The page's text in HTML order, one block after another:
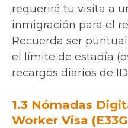
requerirá tu visita a
inmigración para el
Recuerda ser
el límite de estadía
recargos diarios de
1.3 Nómadas
Worker Visa